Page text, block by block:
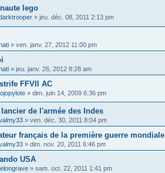
lego
» jeu. déc. 08, 2011 2:13 pm
» ven. janv. 27, 2012 11:00 pm
» jeu. janv. 26, 2012 8:28 am
FFVII AC
» dim. juin 14, 2009 6:36 pm
lancier de l'armée des Indes
» ven. déc. 30, 2011 8:04 pm
français de la première guerre mondiale
» dim. nov. 20, 2011 6:46 pm
USA
lelongrave » sam. oct. 22, 2011 1:41 pm